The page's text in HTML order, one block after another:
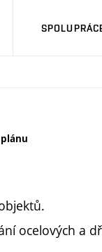
ocelových a